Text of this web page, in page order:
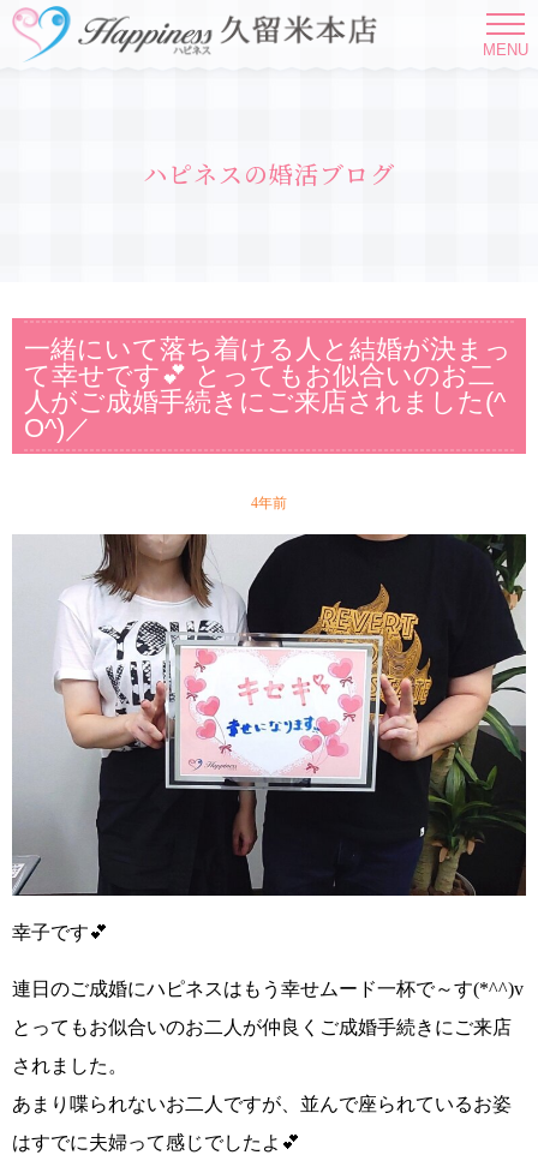
MENU
ハピネスの婚活ブログ
一緒にいて落ち着ける人と結婚が決まっ
て幸せです💕 とってもお似合いのお二
人がご成婚手続きにご来店されました(^
O^)／
4年前
幸子です💕
連日のご成婚にハピネスはもう幸せムード一杯で～す(*^^)v
とってもお似合いのお二人が仲良くご成婚手続きにご来店
されました。
あまり喋られないお二人ですが、並んで座られているお姿
はすでに夫婦って感じでしたよ💕